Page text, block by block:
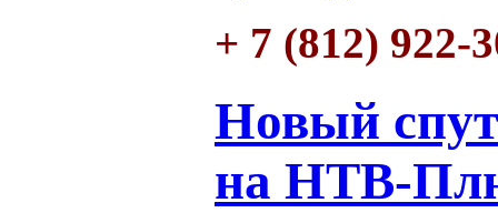
+ 7 (812) 922-
Новый
на НТВ-